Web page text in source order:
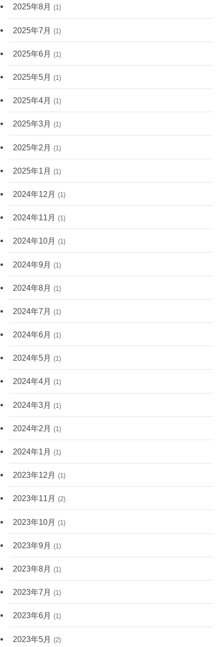
2025年8月 (1)
2025年7月 (1)
2025年6月 (1)
2025年5月 (1)
2025年4月 (1)
2025年3月 (1)
2025年2月 (1)
2025年1月 (1)
2024年12月 (1)
2024年11月 (1)
2024年10月 (1)
2024年9月 (1)
2024年8月 (1)
2024年7月 (1)
2024年6月 (1)
2024年5月 (1)
2024年4月 (1)
2024年3月 (1)
2024年2月 (1)
2024年1月 (1)
2023年12月 (1)
2023年11月 (2)
2023年10月 (1)
2023年9月 (1)
2023年8月 (1)
2023年7月 (1)
2023年6月 (1)
2023年5月 (2)